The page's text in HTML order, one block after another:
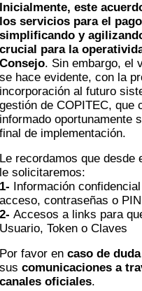
Inicialmente, este
los servicios para el
simplificando y
crucial para la
Consejo. Sin embargo, el
se hace evidente, con la
incorporación al futuro
gestión de COPITEC, que
informado oportunamente
final de implementación.
Le recordamos que desde
le solicitaremos:
1- Información
acceso, contraseñas o PIN
2- Accesos a links para
Usuario, Token o Claves
Por favor encaso de duda
suscomunicaciones a
canales oficiales.